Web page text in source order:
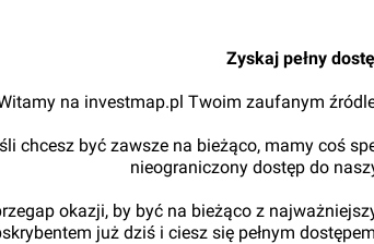
Zyskaj pełny
na investmap.pl Twoim zaufanym
chcesz być zawsze na bieżąco, mamy coś
nieograniczony dostęp do
okazji, by być na bieżąco z
już dziś i ciesz się pełnym